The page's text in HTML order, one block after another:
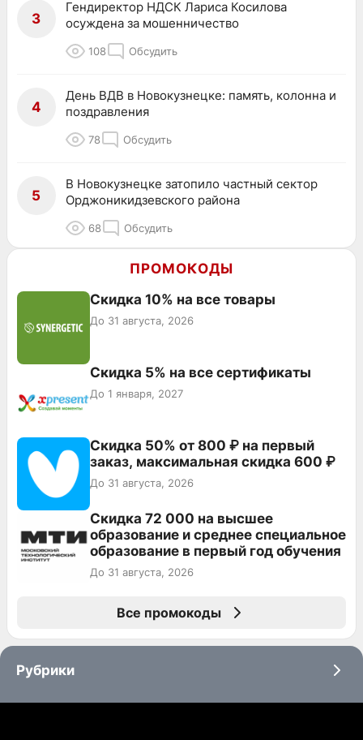
3
Гендиректор НДСК Лариса Косилова
осуждена за мошенничество
108 Обсудить
4
День ВДВ в Новокузнецке: память, колонна и
поздравления
78 Обсудить
5
В Новокузнецке затопило частный сектор
Орджоникидзевского района
68 Обсудить
ПРОМОКОДЫ
Скидка 10% на все товары
До 31 августа, 2026
Скидка 5% на все сертификаты
До 1 января, 2027
Скидка 50% от 800 ₽ на первый
заказ, максимальная скидка 600 ₽
До 31 августа, 2026
Скидка 72 000 на высшее
образование и среднее специальное
образование в первый год обучения
До 31 августа, 2026
Все промокоды
Рубрики